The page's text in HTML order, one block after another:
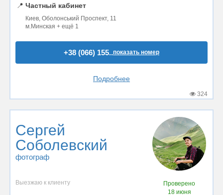
📍 Частный кабинет
Киев, Оболонський Проспект, 11
м.Минская + ещё 1
+38 (066) 155..показать номер
Подробнее
324
Сергей
Соболевский
фотограф
Выезжаю к клиенту
Проверено
18 июня